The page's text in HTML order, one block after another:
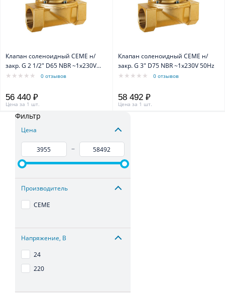
Клапан соленоидный CEME н/
закр. G 2 1/2" D65 NBR ~1x230V
50Hz
0 отзывов
56 440 ₽
Цена за 1 шт.
Клапан соленоидный CEME н/
закр. G 3" D75 NBR ~1x230V 50Hz
0 отзывов
58 492 ₽
Цена за 1 шт.
Фильтр
Цена
–
Производитель
CEME
Напряжение, В
24
220